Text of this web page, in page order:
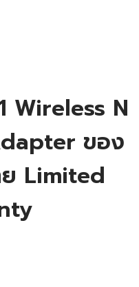
Wireless N
ของ
Limited